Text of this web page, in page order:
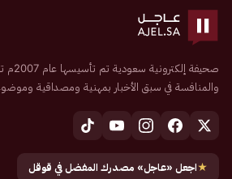
صحيفة
والمنافسة في سبق الأخبار بمهنية ومصداقية
★اجعل «عاجل» مصدرك المفضل في قوقل